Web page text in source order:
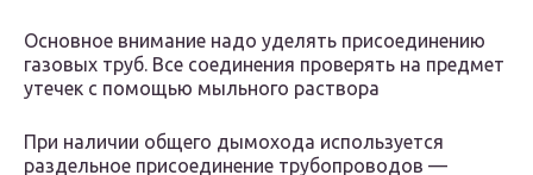
Основное внимание надо уделять присоединению
газовых труб. Все соединения проверять на предмет
утечек с помощью мыльного раствора
При наличии общего дымохода используется
раздельное присоединение трубопроводов —